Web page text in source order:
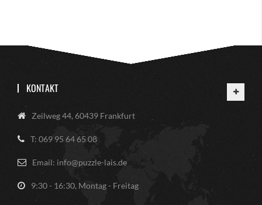
KONTAKT
Zeilweg 44, 60439 Frankfurt
T: 069 95 64 65 08
Email: info@puzzle-lais.de
9:30 - 16:30, Montag - Freitag